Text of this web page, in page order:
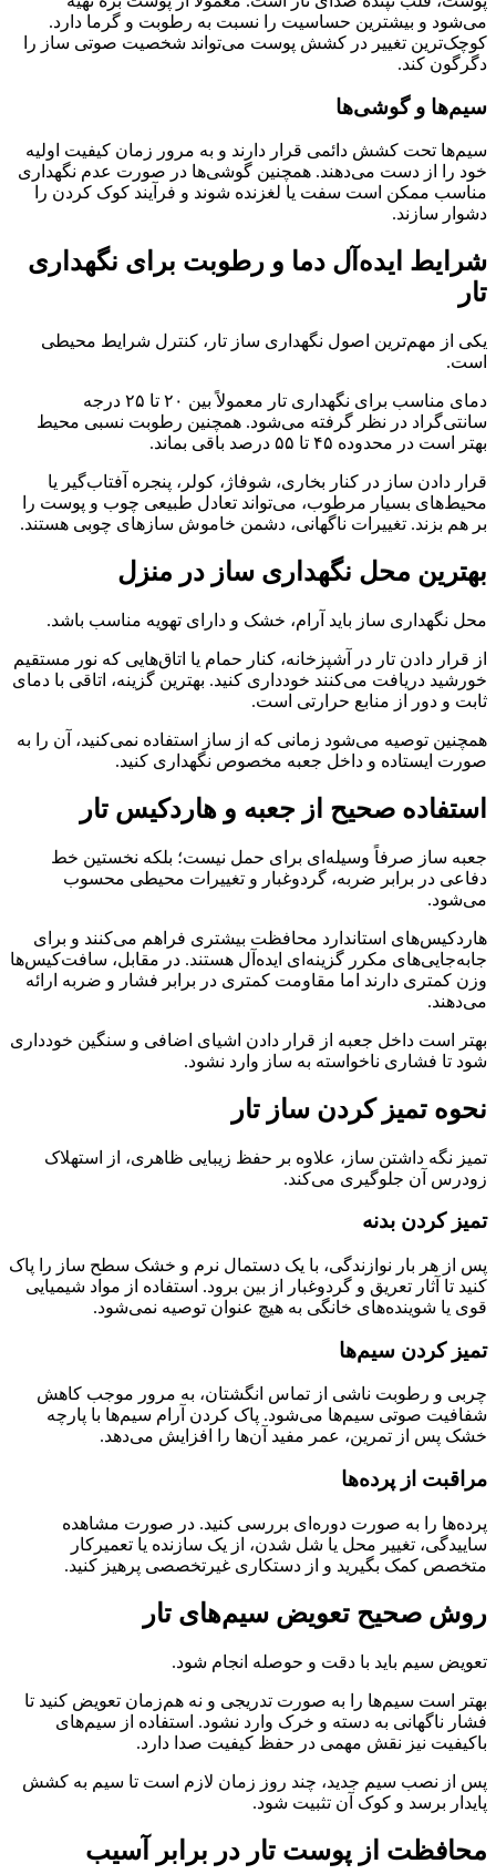
می‌شود و بیشترین حساسیت را نسبت به رطوبت و گرما دارد.
کوچک‌ترین تغییر در کشش پوست می‌تواند شخصیت صوتی ساز را
دگرگون کند.
سیم‌ها و گوشی‌ها
سیم‌ها تحت کشش دائمی قرار دارند و به مرور زمان کیفیت اولیه
خود را از دست می‌دهند. همچنین گوشی‌ها در صورت عدم نگهداری
مناسب ممکن است سفت یا لغزنده شوند و فرآیند کوک کردن را
دشوار سازند.
شرایط ایده‌آل دما و رطوبت برای نگهداری
تار
یکی از مهم‌ترین اصول نگهداری ساز تار، کنترل شرایط محیطی
است.
دمای مناسب برای نگهداری تار معمولاً بین ۲۰ تا ۲۵ درجه
سانتی‌گراد در نظر گرفته می‌شود. همچنین رطوبت نسبی محیط
بهتر است در محدوده ۴۵ تا ۵۵ درصد باقی بماند.
قرار دادن ساز در کنار بخاری، شوفاژ، کولر، پنجره آفتاب‌گیر یا
محیط‌های بسیار مرطوب، می‌تواند تعادل طبیعی چوب و پوست را
بر هم بزند. تغییرات ناگهانی، دشمن خاموش سازهای چوبی هستند.
بهترین محل نگهداری ساز در منزل
محل نگهداری ساز باید آرام، خشک و دارای تهویه مناسب باشد.
از قرار دادن تار در آشپزخانه، کنار حمام یا اتاق‌هایی که نور مستقیم
خورشید دریافت می‌کنند خودداری کنید. بهترین گزینه، اتاقی با دمای
ثابت و دور از منابع حرارتی است.
همچنین توصیه می‌شود زمانی که از ساز استفاده نمی‌کنید، آن را به
صورت ایستاده و داخل جعبه مخصوص نگهداری کنید.
استفاده صحیح از جعبه و هاردکیس تار
جعبه ساز صرفاً وسیله‌ای برای حمل نیست؛ بلکه نخستین خط
دفاعی در برابر ضربه، گردوغبار و تغییرات محیطی محسوب
می‌شود.
هاردکیس‌های استاندارد محافظت بیشتری فراهم می‌کنند و برای
جابه‌جایی‌های مکرر گزینه‌ای ایده‌آل هستند. در مقابل، سافت‌کیس‌ها
وزن کمتری دارند اما مقاومت کمتری در برابر فشار و ضربه ارائه
می‌دهند.
بهتر است داخل جعبه از قرار دادن اشیای اضافی و سنگین خودداری
شود تا فشاری ناخواسته به ساز وارد نشود.
نحوه تمیز کردن ساز تار
تمیز نگه داشتن ساز، علاوه بر حفظ زیبایی ظاهری، از استهلاک
زودرس آن جلوگیری می‌کند.
تمیز کردن بدنه
پس از هر بار نوازندگی، با یک دستمال نرم و خشک سطح ساز را پاک
کنید تا آثار تعریق و گردوغبار از بین برود. استفاده از مواد شیمیایی
قوی یا شوینده‌های خانگی به هیچ عنوان توصیه نمی‌شود.
تمیز کردن سیم‌ها
چربی و رطوبت ناشی از تماس انگشتان، به مرور موجب کاهش
شفافیت صوتی سیم‌ها می‌شود. پاک کردن آرام سیم‌ها با پارچه
خشک پس از تمرین، عمر مفید آن‌ها را افزایش می‌دهد.
مراقبت از پرده‌ها
پرده‌ها را به صورت دوره‌ای بررسی کنید. در صورت مشاهده
ساییدگی، تغییر محل یا شل شدن، از یک سازنده یا تعمیرکار
متخصص کمک بگیرید و از دستکاری غیرتخصصی پرهیز کنید.
روش صحیح تعویض سیم‌های تار
تعویض سیم باید با دقت و حوصله انجام شود.
بهتر است سیم‌ها را به صورت تدریجی و نه هم‌زمان تعویض کنید تا
فشار ناگهانی به دسته و خرک وارد نشود. استفاده از سیم‌های
باکیفیت نیز نقش مهمی در حفظ کیفیت صدا دارد.
پس از نصب سیم جدید، چند روز زمان لازم است تا سیم به کشش
پایدار برسد و کوک آن تثبیت شود.
محافظت از پوست تار در برابر آسیب